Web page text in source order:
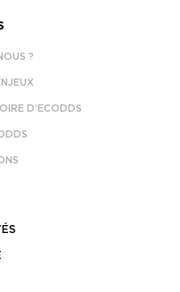
?
D’ECODDS